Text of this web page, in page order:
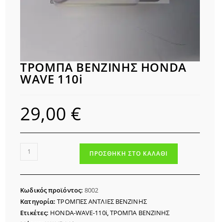
ΤΡΟΜΠΑ ΒΕΝΖΙΝΗΣ HONDA
WAVE 110i
29,00 €
ΤΡΟΜΠΑ
HONDA
110i
ποσότητα
ΠΡΟΣΘΉΚΗ ΣΤΟ ΚΑΛΆΘΙ
Κωδικός προϊόντος:8002
Κατηγορία:ΤΡΟΜΠΕΣ ΑΝΤΛΙΕΣ ΒΕΝΖΙΝΗΣ
Ετικέτες: HONDA-WAVE-110i,ΤΡΟΜΠΑ ΒΕΝΖΙΝΗΣ